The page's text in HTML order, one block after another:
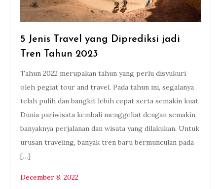
5 Jenis Travel yang Diprediksi jadi
Tren Tahun 2023
Tahun 2022 merupakan tahun yang perlu disyukuri
oleh pegiat tour and travel. Pada tahun ini, segalanya
telah pulih dan bangkit lebih cepat serta semakin kuat.
Dunia pariwisata kembali menggeliat dengan semakin
banyaknya perjalanan dan wisata yang dilakukan. Untuk
urusan traveling, banyak tren baru bermunculan pada
[…]
December 8, 2022